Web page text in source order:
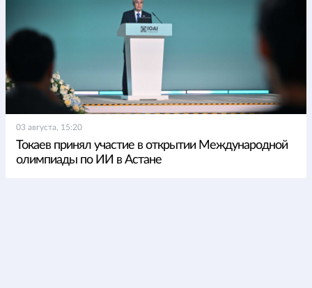
03 августа, 15:20
Токаев принял участие в открытии Международной
олимпиады по ИИ в Астане